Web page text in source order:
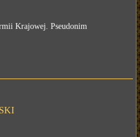
Krajowej. Pseudonim